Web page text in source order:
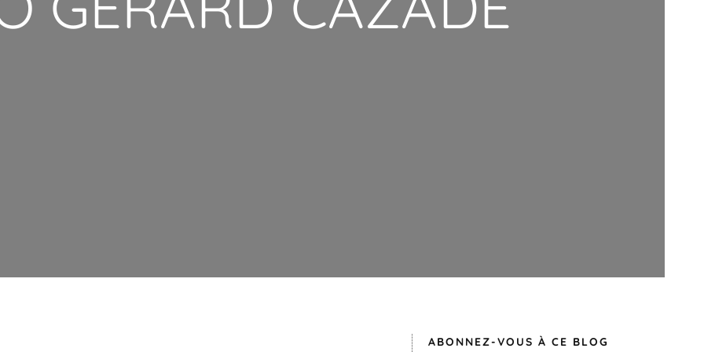
ABONNEZ-VOUS À CE BLOG